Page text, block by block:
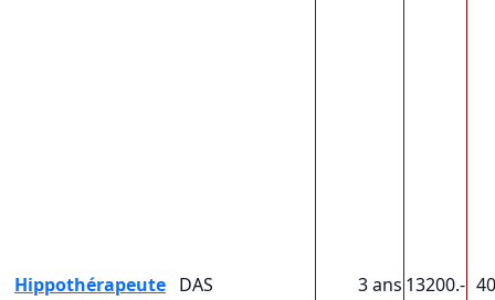
Hippothérapeute DAS 3 ans 13200.- 40